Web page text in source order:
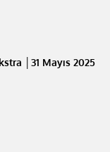
│31 Mayıs 2025